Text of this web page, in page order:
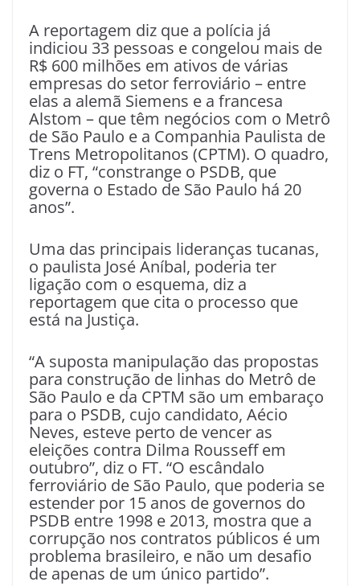
A reportagem diz que a polícia já
indiciou 33 pessoas e congelou mais de
R$ 600 milhões em ativos de várias
empresas do setor ferroviário – entre
elas a alemã Siemens e a francesa
Alstom – que têm negócios com o Metrô
de São Paulo e a Companhia Paulista de
Trens Metropolitanos (CPTM). O quadro,
diz o FT, “constrange o PSDB, que
governa o Estado de São Paulo há 20
anos”.
Uma das principais lideranças tucanas,
o paulista José Aníbal, poderia ter
ligação com o esquema, diz a
reportagem que cita o processo que
está na Justiça.
“A suposta manipulação das propostas
para construção de linhas do Metrô de
São Paulo e da CPTM são um embaraço
para o PSDB, cujo candidato, Aécio
Neves, esteve perto de vencer as
eleições contra Dilma Rousseff em
outubro”, diz o FT. “O escândalo
ferroviário de São Paulo, que poderia se
estender por 15 anos de governos do
PSDB entre 1998 e 2013, mostra que a
corrupção nos contratos públicos é um
problema brasileiro, e não um desafio
de apenas de um único partido”.